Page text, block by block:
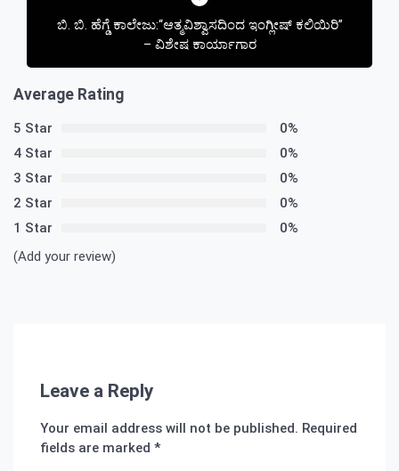
ಬಿ. ಬಿ. ಹೆಗ್ಡೆ ಕಾಲೇಜು:“ಆತ್ಮವಿಶ್ವಾಸದಿಂದ ಇಂಗ್ಲೀಷ್ ಕಲಿಯಿರಿ”
– ವಿಶೇಷ ಕಾರ್ಯಾಗಾರ
Average Rating
5 Star
0%
4 Star
0%
3 Star
0%
2 Star
0%
1 Star
0%
(Add your review)
Leave a Reply
Your email address will not be published. Required
fields are marked *